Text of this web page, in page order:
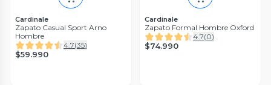
Cardinale
Zapato Casual Sport Arno
Hombre
4.7(35)
$59.990
Cardinale
Zapato Formal Hombre Oxford
4.7(0)
$74.990